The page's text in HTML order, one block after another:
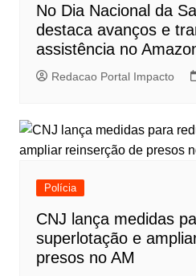
No Dia Nacional da
destaca avanços e
assistência no
Redacao Portal Impacto
Polícia
CNJ lança medidas
superlotação e
presos no AM